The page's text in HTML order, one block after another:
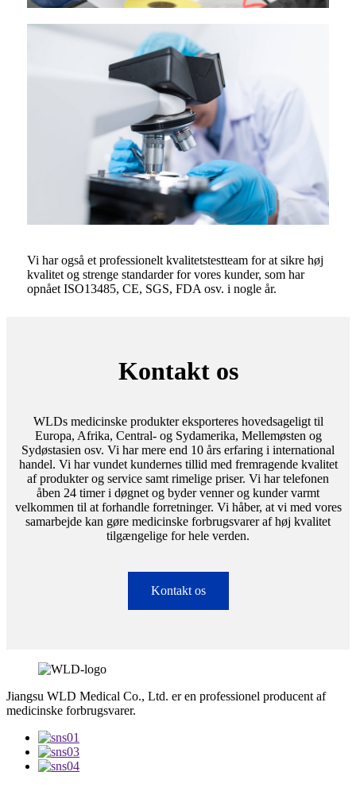
Vi har også et professionelt kvalitetstestteam for at sikre høj
kvalitet og strenge standarder for vores kunder, som har
opnået ISO13485, CE, SGS, FDA osv. i nogle år.
Kontakt os
WLDs medicinske produkter eksporteres hovedsageligt til
Europa, Afrika, Central- og Sydamerika, Mellemøsten og
Sydøstasien osv. Vi har mere end 10 års erfaring i international
handel. Vi har vundet kundernes tillid med fremragende kvalitet
af produkter og service samt rimelige priser. Vi har telefonen
åben 24 timer i døgnet og byder venner og kunder varmt
velkommen til at forhandle forretninger. Vi håber, at vi med vores
samarbejde kan gøre medicinske forbrugsvarer af høj kvalitet
tilgængelige for hele verden.
Kontakt os
Jiangsu WLD Medical Co., Ltd. er en professionel producent af
medicinske forbrugsvarer.